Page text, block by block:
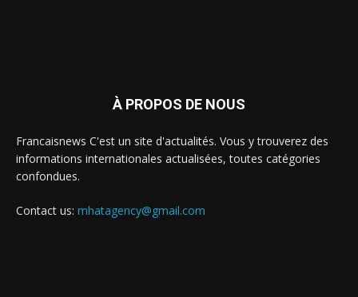
À PROPOS DE NOUS
Francaisnews C'est un site d'actualités. Vous y trouverez des
informations internationales actualisées, toutes catégories
confondues.
Contact us: mhatagency@gmail.com